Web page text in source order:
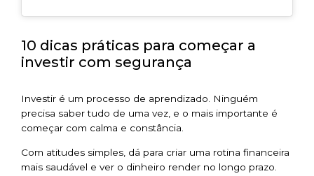
10 dicas práticas para começar a
investir com segurança
Investir é um processo de aprendizado. Ninguém
precisa saber tudo de uma vez, e o mais importante é
começar com calma e constância.
Com atitudes simples, dá para criar uma rotina financeira
mais saudável e ver o dinheiro render no longo prazo.